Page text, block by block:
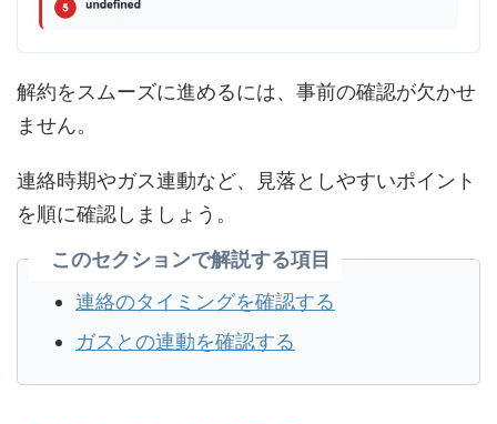
解約をスムーズに進めるには、事前の確認が欠かせ
ません。
連絡時期やガス連動など、見落としやすいポイント
を順に確認しましょう。
このセクションで解説する項目
連絡のタイミングを確認する
ガスとの連動を確認する